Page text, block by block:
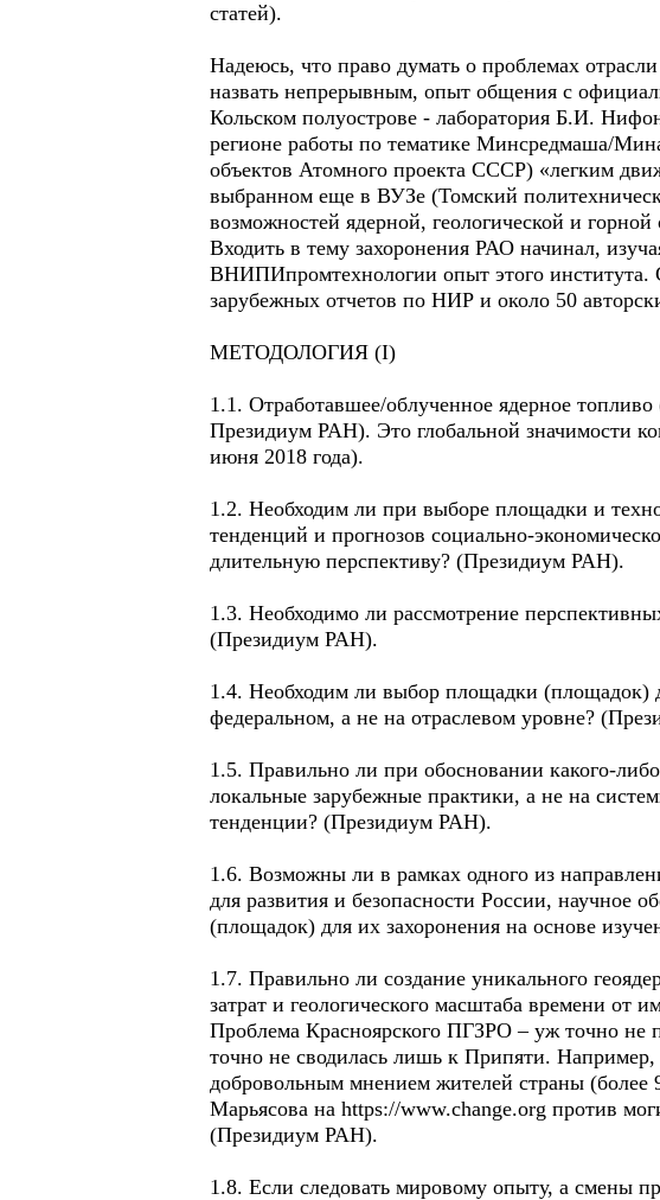
статей).
Надеюсь, что право думать о проблемах
назвать непрерывным, опыт общения с
Кольском полуострове - лаборатория Б.И.
регионе работы по тематике Минсредмаша/
объектов Атомного проекта СССР) «легким
выбранном еще в ВУЗе (Томский
возможностей ядерной, геологической и
Входить в тему захоронения РАО начинал,
ВНИПИпромтехнологии опыт этого института.
зарубежных отчетов по НИР и около 50
МЕТОДОЛОГИЯ (I)
1.1. Отработавшее/облученное ядерное
Президиум РАН). Это глобальной значимости
июня 2018 года).
1.2. Необходим ли при выборе площадки и
тенденций и прогнозов социально-
длительную перспективу? (Президиум РАН).
1.3. Необходимо ли рассмотрение
(Президиум РАН).
1.4. Необходим ли выбор площадки (площадок)
федеральном, а не на отраслевом уровне?
1.5. Правильно ли при обосновании какого-
локальные зарубежные практики, а не на
тенденции? (Президиум РАН).
1.6. Возможны ли в рамках одного из
для развития и безопасности России, научное
(площадок) для их захоронения на основе
1.7. Правильно ли создание уникального
затрат и геологического масштаба времени от
Проблема Красноярского ПГЗРО – уж точно не
точно не сводилась лишь к Припяти.
добровольным мнением жителей страны
Марьясова на https://www.change.org против
(Президиум РАН).
1.8. Если следовать мировому опыту, а смены